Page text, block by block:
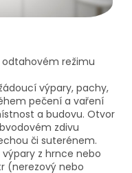
režimu
výpary, pachy,
pečení a vaření
a budovu. Otvor
zdivu
či suterénem.
z hrnce nebo
(nerezový nebo